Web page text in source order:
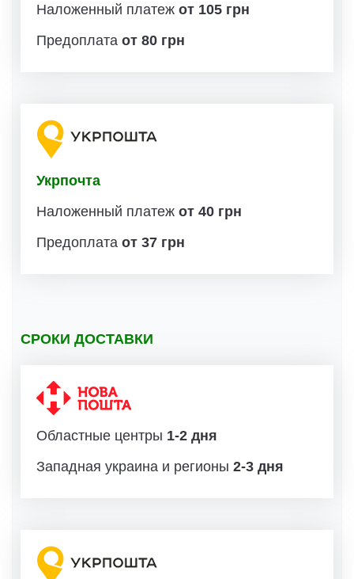
Наложенный платеж от 105 грн
Предоплата от 80 грн
Укрпочта
Наложенный платеж от 40 грн
Предоплата от 37 грн
СРОКИ ДОСТАВКИ
Областные центры 1-2 дня
Западная украина и регионы 2-3 дня